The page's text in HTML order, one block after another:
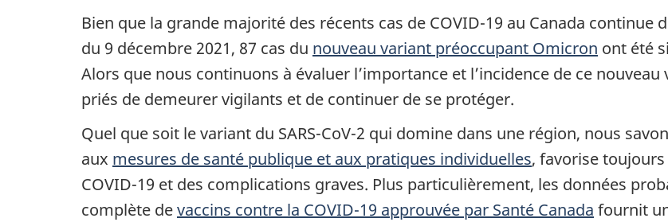
Bien que la grande majorité des récents cas de COVID-19 au Canada continue
du 9 décembre 2021, 87 cas du nouveau variant préoccupant Omicron ont été
Alors que nous continuons à évaluer l’importance et l’incidence de ce
priés de demeurer vigilants et de continuer de se protéger.
Quel que soit le variant du SARS-CoV-2 qui domine dans une région, nous
aux mesures de santé publique et aux pratiques individuelles, favorise
COVID-19 et des complications graves. Plus particulièrement, les données
complète devaccins contre la COVID-19 approuvée par Santé Canada fournit